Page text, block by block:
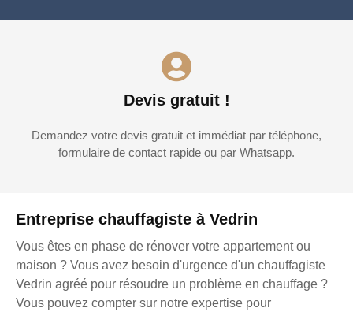
Entreprise chauffagiste à Vedrin
Vous êtes en phase de rénover votre appartement ou
maison ? Vous avez besoin d'urgence d'un chauffagiste
Vedrin agréé pour résoudre un problème en chauffage ?
Vous pouvez compter sur notre expertise pour
Devis gratuit !
Demandez votre devis gratuit et immédiat par téléphone,
formulaire de contact rapide ou par Whatsapp.